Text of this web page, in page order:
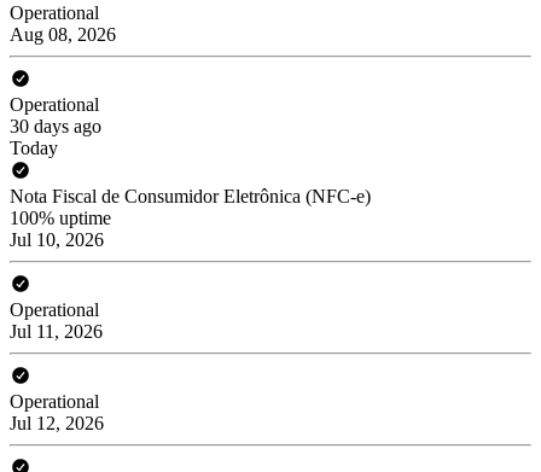
Operational
Aug 08, 2026
Operational
30 days ago
Today
Nota Fiscal de Consumidor Eletrônica (NFC-e)
100% uptime
Jul 10, 2026
Operational
Jul 11, 2026
Operational
Jul 12, 2026